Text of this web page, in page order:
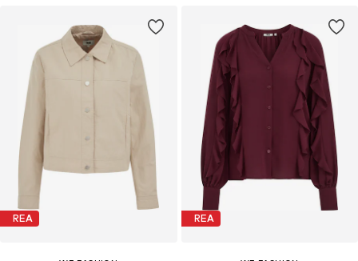
REA REA